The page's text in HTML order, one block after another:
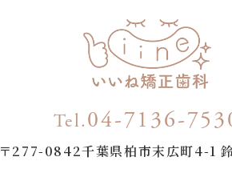
Tel.04-7136-
〒277-0842千葉県柏市末広町4-1